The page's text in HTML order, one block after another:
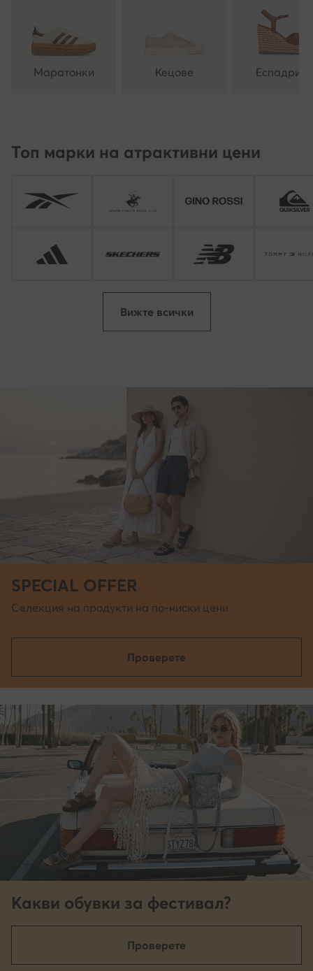
Маратонки Кецове Еспадрили
Топ марки на атрактивни цени
Вижте всички
SPECIAL OFFER
Селекция на продукти на по-ниски цени
Проверете
Какви обувки за фестивал?
Проверете